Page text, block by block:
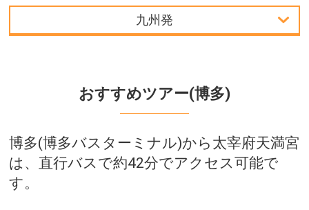
九州発
中部発
関西発
北陸発
おすすめツアー(博多)
博多(博多バスターミナル)から太宰府天満宮
は、直行バスで約42分でアクセス可能で
す。